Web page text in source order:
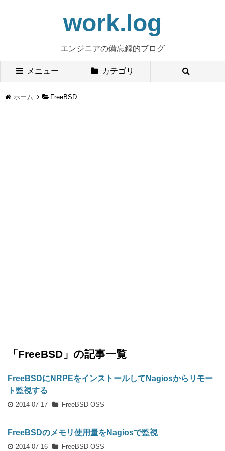
work.log
エンジニアの備忘録的ブログ
メニュー カテゴリ
ホーム FreeBSD
「FreeBSD」の記事一覧
FreeBSDにNRPEをインストールしてNagiosからリモー
ト監視する
2014-07-17 FreeBSD OSS
FreeBSDのメモリ使用量をNagiosで監視
2014-07-16 FreeBSD OSS